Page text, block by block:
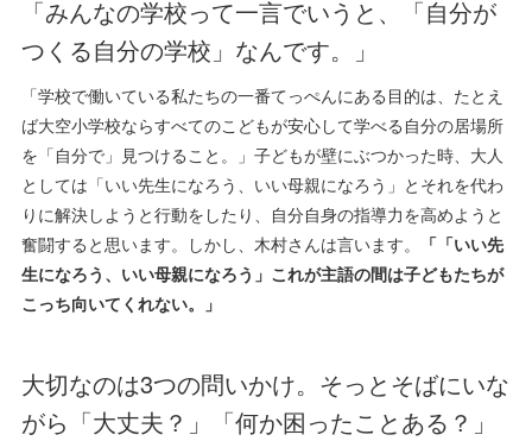
「みんなの学校って一言でいうと、「自分が
つくる自分の学校」なんです。」
「学校で働いている私たちの一番てっぺんにある目的は、たとえ
ば大空小学校ならすべてのこどもが安心して学べる自分の居場所
を「自分で」見つけること。」子どもが壁にぶつかった時、大人
としては「いい先生になろう、いい母親になろう」とそれを代わ
りに解決しようと行動をしたり、自分自身の指導力を高めようと
奮闘すると思います。しかし、木村さんは言います。
「 「いい先
生になろう、いい母親になろう」 これが主語の間は子どもたちが
こっち向いてくれない。」
大切なのは3つの問いかけ。そっとそばにいな
がら「大丈夫？」「何か困ったことある？」